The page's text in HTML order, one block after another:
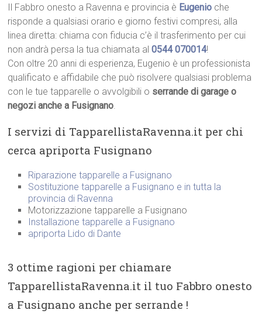
Il Fabbro onesto a Ravenna e provincia è Eugenio che
risponde a qualsiasi orario e giorno festivi compresi, alla
linea diretta: chiama con fiducia c’è il trasferimento per cui
non andrà persa la tua chiamata al0544 070014!
Con oltre 20 anni di esperienza, Eugenio è un professionista
qualificato e affidabile che può risolvere qualsiasi problema
con le tue tapparelle o avvolgibili o serrande di garage o
negozi anche a Fusignano.
I servizi di TapparellistaRavenna.it per chi
cerca apriporta Fusignano
Riparazione tapparelle a Fusignano
Sostituzione tapparelle a Fusignano e in tutta la
provincia di Ravenna
Motorizzazione tapparelle a Fusignano
Installazione tapparelle a Fusignano
apriporta Lido di Dante
3 ottime ragioni per chiamare
TapparellistaRavenna.it il tuo Fabbro onesto
a Fusignano anche per serrande !